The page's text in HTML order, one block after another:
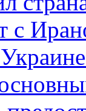
с